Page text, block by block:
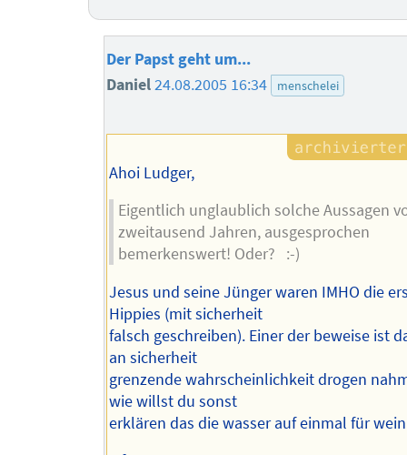
Der Papst geht um...
Daniel24.08.2005 16:34 menschelei
Ahoi Ludger,
Eigentlich unglaublich solche Aussagen
zweitausend Jahren, ausgesprochen
bemerkenswert! Oder? :-)
Jesus und seine Jünger waren IMHO die
Hippies (mit sicherheit
falsch geschreiben). Einer der beweise ist
an sicherheit
grenzende wahrscheinlichkeit drogen
wie willst du sonst
erklären das die wasser auf einmal für